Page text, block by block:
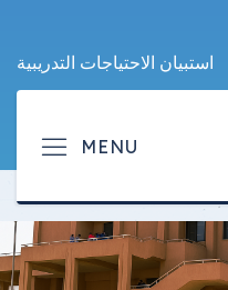
استبيان الاحتياجات التدريبية